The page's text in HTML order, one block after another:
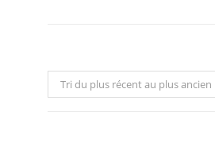
Tri du plus récent au plus ancien